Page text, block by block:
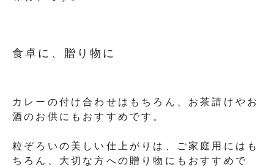
食卓に、贈り物に
カレーの付け合わせはもちろん、お茶請けやお
酒のお供にもおすすめです。
粒ぞろいの美しい仕上がりは、ご家庭用にはも
ちろん、大切な方への贈り物にもおすすめで